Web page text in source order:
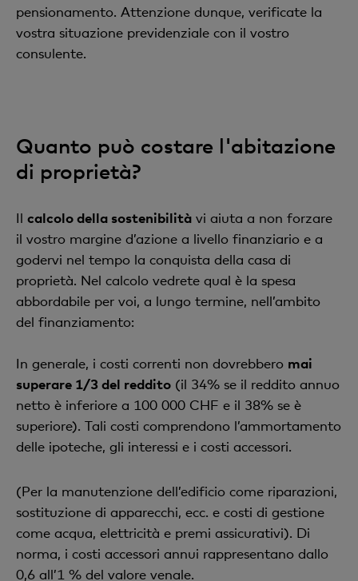
pensionamento. Attenzione dunque, verificate la
vostra situazione previdenziale con il vostro
consulente.
Quanto può costare l'abitazione
di proprietà?
Il calcolo della sostenibilità vi aiuta a non forzare
il vostro margine d’azione a livello finanziario e a
godervi nel tempo la conquista della casa di
proprietà. Nel calcolo vedrete qual è la spesa
abbordabile per voi, a lungo termine, nell’ambito
del finanziamento:
In generale, i costi correnti non dovrebbero mai
superare 1/3 del reddito (il 34% se il reddito annuo
netto è inferiore a 100 000 CHF e il 38% se è
superiore). Tali costi comprendono l’ammortamento
delle ipoteche, gli interessi e i costi accessori.
(Per la manutenzione dell’edificio come riparazioni,
sostituzione di apparecchi, ecc. e costi di gestione
come acqua, elettricità e premi assicurativi). Di
norma, i costi accessori annui rappresentano dallo
0,6 all’1 % del valore venale.